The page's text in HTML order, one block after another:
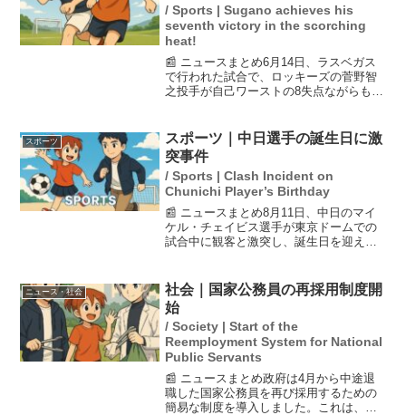
/ Sports | Sugano achieves his
seventh victory in the scorching
heat!
📰 ニュースまとめ6月14日、ラスベガス
で行われた試合で、ロッキーズの菅野智
之投手が自己ワーストの8失点ながらも、
なる23得点を記録し、連敗を3で止めるこ
とに成功しま...
スポーツ
スポーツ｜中日選手の誕生日に激
突事件
/ Sports | Clash Incident on
Chunichi Player’s Birthday
📰 ニュースまとめ8月11日、中日のマイ
ケル・チェイビス選手が東京ドームでの
試合中に観客と激突し、誕生日を迎えた
際、体重96キロの彼が観客に衝突。チェ
イビス選手はすぐに立...
ニュース・社会
社会｜国家公務員の再採用制度開
始
/ Society | Start of the
Reemployment System for National
Public Servants
📰 ニュースまとめ政府は4月から中途退
職した国家公務員を再び採用するための
簡易な制度を導入しました。これは、過